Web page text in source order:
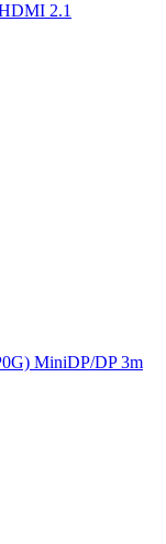
2.1
MiniDP/DP 3m